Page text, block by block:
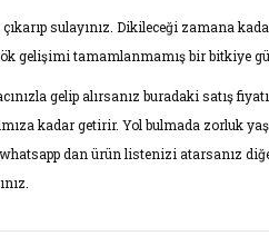
sulayınız. Dikileceği zamana
gelişimi tamamlanmamış bir bitkiye
gelip alırsanız buradaki satış
kadar getirir. Yol bulmada zorluk
dan ürün listenizi atarsanız